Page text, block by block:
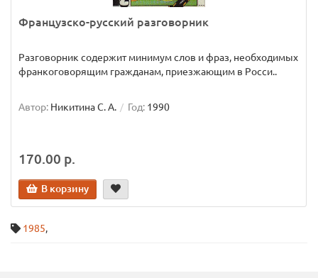
Французско-русский разговорник
Разговорник содержит минимум слов и фраз, необходимых
франкоговорящим гражданам, приезжающим в Росси..
Автор: Никитина С. А. Год: 1990
170.00 р.
В корзину
1985,